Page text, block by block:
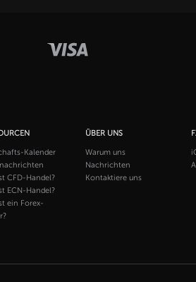
Kalender
CFD-Handel?
ECN-Handel?
ein Forex-
ÜBER UNS
Warum uns
Nachrichten
Kontaktiere uns